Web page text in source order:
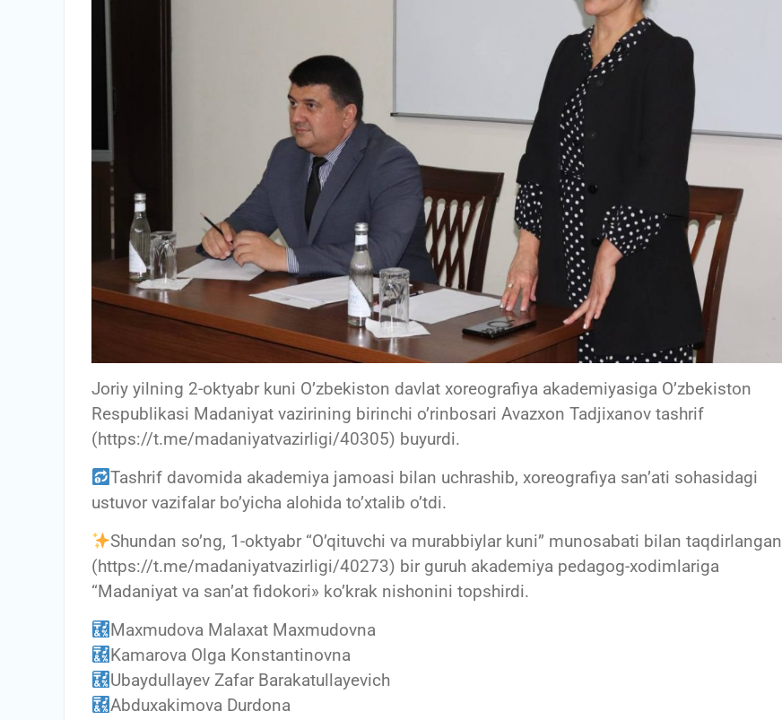
Joriy yilning 2-oktyabr kuni O’zbekiston davlat xoreografiya akademiyasiga O’zbekiston
Respublikasi Madaniyat vazirining birinchi o’rinbosari Avazxon Tadjixanov tashrif
(https://t.me/madaniyatvazirligi/40305) buyurdi.
Tashrif davomida akademiya jamoasi bilan uchrashib, xoreografiya san’ati sohasidagi
ustuvor vazifalar bo’yicha alohida to’xtalib o’tdi.
Shundan so’ng, 1-oktyabr “O’qituvchi va murabbiylar kuni” munosabati bilan taqdirlangan
(https://t.me/madaniyatvazirligi/40273) bir guruh akademiya pedagog-xodimlariga
“Madaniyat va san’at fidokori» ko’krak nishonini topshirdi.
Maxmudova Malaxat Maxmudovna
Kamarova Olga Konstantinovna
Ubaydullayev Zafar Barakatullayevich
Abduxakimova Durdona